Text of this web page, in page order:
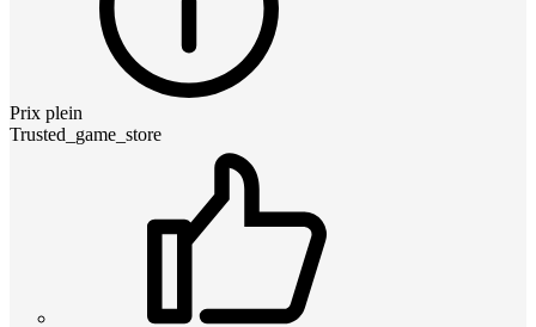
Prix plein
Trusted_game_store